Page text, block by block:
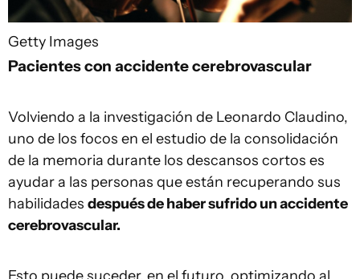
Getty Images
Pacientes con accidente cerebrovascular
Volviendo a la investigación de Leonardo Claudino,
uno de los focos en el estudio de la consolidación
de la memoria durante los descansos cortos es
ayudar a las personas que están recuperando sus
habilidades después de haber sufrido un accidente
cerebrovascular.